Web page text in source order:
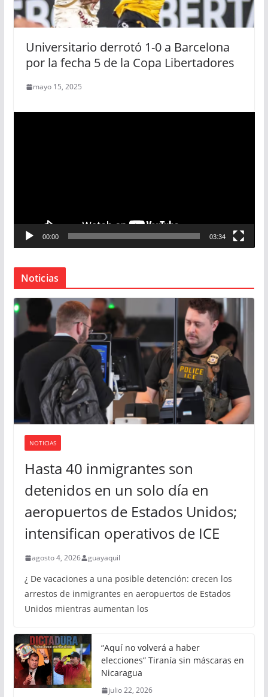
Universitario derrotó 1-0 a Barcelona
por la fecha 5 de la Copa Libertadores
mayo 15, 2025
c
r
e
v
00:00 03:34
Noticias
NOTICIAS
Hasta 40 inmigrantes son
detenidos en un solo día en
aeropuertos de Estados Unidos;
intensifican operativos de ICE
agosto 4, 2026 guayaquil
¿ De vacaciones a una posible detención: crecen los
arrestos de inmigrantes en aeropuertos de Estados
Unidos mientras aumentan los
“Aquí no volverá a haber
elecciones” Tiranía sin máscaras en
Nicaragua
julio 22, 2026